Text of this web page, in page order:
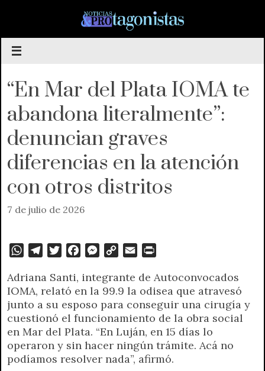
contenido
“En Mar del Plata IOMA te
abandona literalmente”:
denuncian graves
diferencias en la atención
con otros distritos
7 de julio de 2026
W
a
t
s
A
p
p
l
e
g
r
a
m
i
t
t
e
r
c
e
b
o
o
k
M
s
s
e
n
g
e
r
p
y
L
i
n
k
a
l
i
n
t
F
r
i
e
Adriana Santi, integrante de Autoconvocados
IOMA, relató en la 99.9 la odisea que atravesó
junto a su esposo para conseguir una cirugía y
cuestionó el funcionamiento de la obra social
en Mar del Plata. “En Luján, en 15 días lo
operaron y sin hacer ningún trámite. Acá no
podíamos resolver nada”, afirmó.